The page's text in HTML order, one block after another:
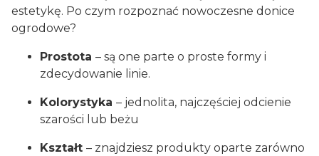
estetykę. Po czym rozpoznać nowoczesne donice
ogrodowe?
Prostota – są one parte o proste formy i
zdecydowanie linie.
Kolorystyka – jednolita, najczęściej odcienie
szarości lub beżu
Kształt – znajdziesz produkty oparte zarówno